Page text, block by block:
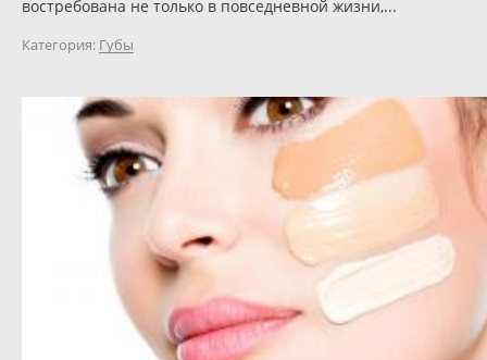
востребована не только в повседневной жизни,...
Категория: Губы